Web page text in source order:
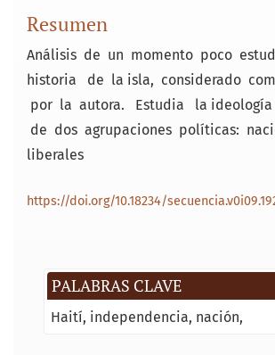
PALABRAS CLAVE
Haití independencia nación
Resumen
Análisis de un momento poco
historia de la isla, considerado
por la autora. Estudia la ideología
de dos agrupaciones políticas:
liberales
https://doi.org/10.18234/